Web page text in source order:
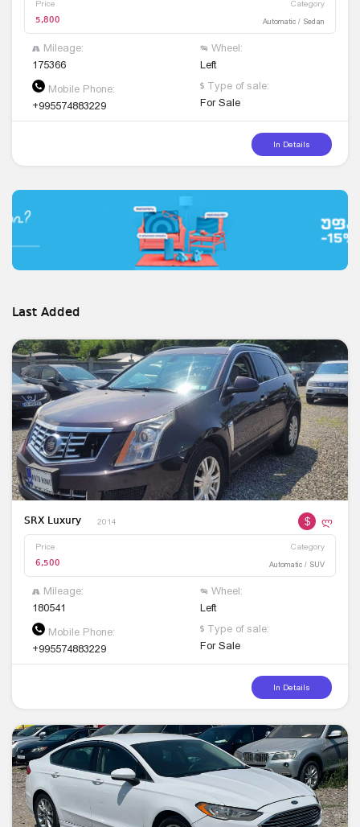
Price Category
5,800 Automatic / Sedan
Mileage:
175366
Wheel:
Left
Mobile Phone:
+995574883229
Type of sale:
For Sale
In Details
Last Added
SRX Luxury 2014 $ ლ
Price Category
6,500 Automatic / SUV
Mileage:
180541
Wheel:
Left
Mobile Phone:
+995574883229
Type of sale:
For Sale
In Details